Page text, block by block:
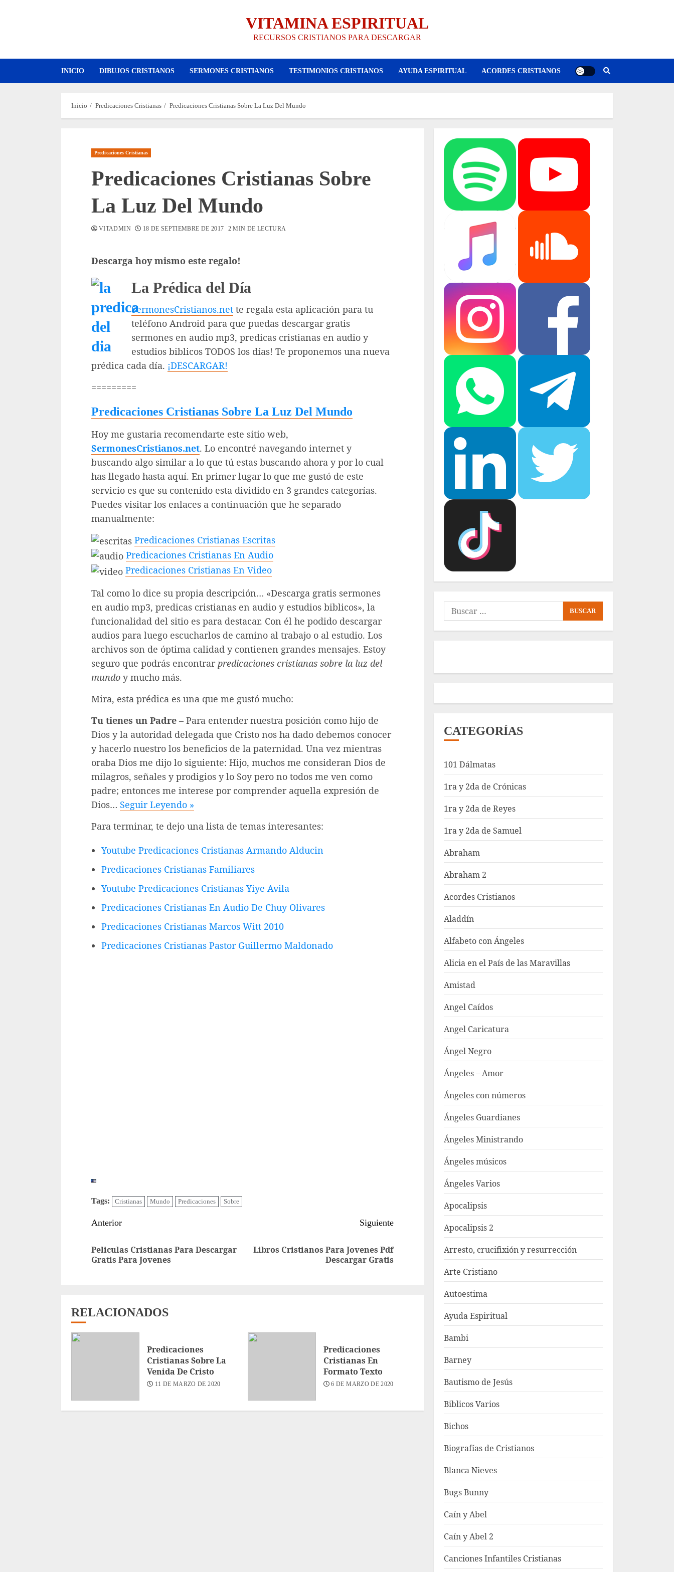
VITAMINA ESPIRITUAL
RECURSOS CRISTIANOS PARA DESCARGAR
INICIO DIBUJOS CRISTIANOS SERMONES CRISTIANOS TESTIMONIOS CRISTIANOS AYUDA ESPIRITUAL ACORDES CRISTIANOS
Inicio Predicaciones Cristianas Predicaciones Cristianas Sobre La Luz Del Mundo
Predicaciones Cristianas
Predicaciones Cristianas Sobre
La Luz Del Mundo
VITADMIN 18 DE SEPTIEMBRE DE 2017 2 MIN DE LECTURA
Descarga hoy mismo este regalo!
La Prédica del Día
SermonesCristianos.net te regala esta aplicación para tu
teléfono Android para que puedas descargar gratis
sermones en audio mp3, predicas cristianas en audio y
estudios biblicos TODOS los días! Te proponemos una nueva
prédica cada día. ¡DESCARGAR!
=========
Predicaciones Cristianas Sobre La Luz Del Mundo
Hoy me gustaria recomendarte este sitio web,
SermonesCristianos.net. Lo encontré navegando internet y
buscando algo similar a lo que tú estas buscando ahora y por lo cual
has llegado hasta aquí. En primer lugar lo que me gustó de este
servicio es que su contenido esta dividido en 3 grandes categorías.
Puedes visitar los enlaces a continuación que he separado
manualmente:
Predicaciones Cristianas Escritas
Predicaciones Cristianas En Audio
Predicaciones Cristianas En Video
Tal como lo dice su propia descripción… «Descarga gratis sermones
en audio mp3, predicas cristianas en audio y estudios biblicos», la
funcionalidad del sitio es para destacar. Con él he podido descargar
audios para luego escucharlos de camino al trabajo o al estudio. Los
archivos son de óptima calidad y contienen grandes mensajes. Estoy
seguro que podrás encontrar predicaciones cristianas sobre la luz del
mundo y mucho más.
Mira, esta prédica es una que me gustó mucho:
Tu tienes un Padre – Para entender nuestra posición como hijo de
Dios y la autoridad delegada que Cristo nos ha dado debemos conocer
y hacerlo nuestro los beneficios de la paternidad. Una vez mientras
oraba Dios me dijo lo siguiente: Hijo, muchos me consideran Dios de
milagros, señales y prodigios y lo Soy pero no todos me ven como
padre; entonces me interese por comprender aquella expresión de
Dios… Seguir Leyendo »
Para terminar, te dejo una lista de temas interesantes:
Youtube Predicaciones Cristianas Armando Alducin
Predicaciones Cristianas Familiares
Youtube Predicaciones Cristianas Yiye Avila
Predicaciones Cristianas En Audio De Chuy Olivares
Predicaciones Cristianas Marcos Witt 2010
Predicaciones Cristianas Pastor Guillermo Maldonado
Tags: Cristianas Mundo Predicaciones Sobre
Sigue
leyendo
Anterior
Entrada
Peliculas Cristianas Para Descargar
Gratis Para Jovenes
Siguiente
Siguiente
Libros Cristianos Para Jovenes Pdf
Descargar Gratis
RELACIONADOS
Predicaciones
Cristianas Sobre La
Venida De Cristo
11 DE MARZO DE 2020
Predicaciones
Cristianas En
Formato Texto
6 DE MARZO DE 2020
Buscar:
CATEGORÍAS
101 Dálmatas
1ra y 2da de Crónicas
1ra y 2da de Reyes
1ra y 2da de Samuel
Abraham
Abraham 2
Acordes Cristianos
Aladdín
Alfabeto con Ángeles
Alicia en el País de las Maravillas
Amistad
Angel Caídos
Angel Caricatura
Ángel Negro
Ángeles – Amor
Ángeles con números
Ángeles Guardianes
Ángeles Ministrando
Ángeles músicos
Ángeles Varios
Apocalipsis
Apocalipsis 2
Arresto, crucifixión y resurrección
Arte Cristiano
Autoestima
Ayuda Espiritual
Bambi
Barney
Bautismo de Jesús
Biblicos Varios
Bichos
Biografías de Cristianos
Blanca Nieves
Bugs Bunny
Caín y Abel
Caín y Abel 2
Canciones Infantiles Cristianas